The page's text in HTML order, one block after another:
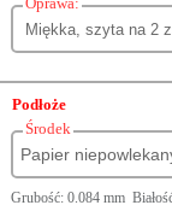
Podłoże
Środek
Papier
Grubość: 0.084 mm